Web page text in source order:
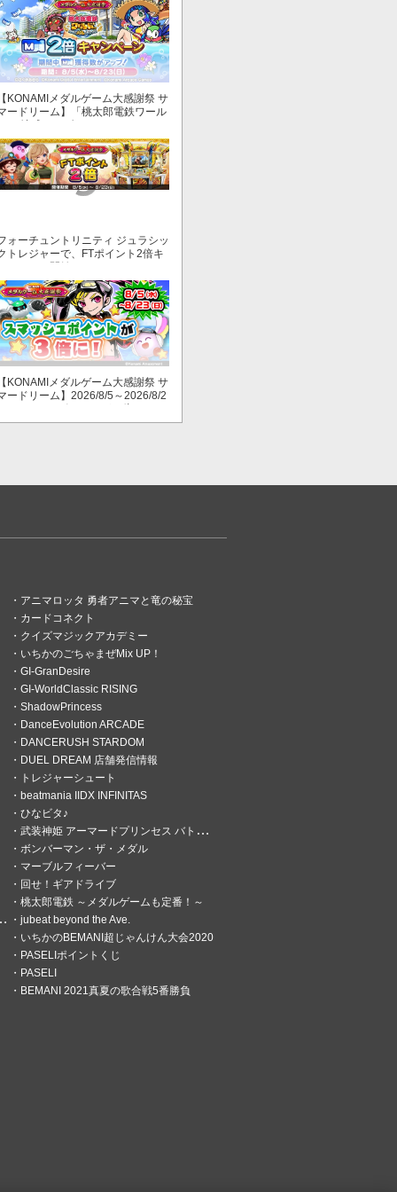
KONAMIメダルゲーム大感謝祭 サ
ードリーム】「桃太郎電鉄ワール
～地球もメダルもまわってる！
」でマイル獲得数が2倍！
ォーチュントリニティ ジュラシッ
トレジャーで、FTポイント2倍キ
ンペーン開始！
KONAMIメダルゲーム大感謝祭 サ
ードリーム】2026/8/5～2026/8/2
スマッシュポイントが３倍に！
アニマロッタ 勇者アニマと竜の秘宝
カードコネクト
クイズマジックアカデミー
いちかのごちゃまぜMix UP！
GI-GranDesire
GI-WorldClassic RISING
ShadowPrincess
DanceEvolution ARCADE
DANCERUSH STARDOM
DUEL DREAM 店舗発信情報
トレジャーシュート
beatmania IIDX INFINITAS
ひなビタ♪
武装神姫 アーマードプリンセス バトルコンダクター
ボンバーマン・ザ・メダル
マーブルフィーバー
回せ！ギアドライブ
桃太郎電鉄 ～メダルゲームも定番！～
jubeat beyond the Ave.
いちかのBEMANI超じゃんけん大会2020
PASELIポイントくじ
PASELI
BEMANI 2021真夏の歌合戦5番勝負